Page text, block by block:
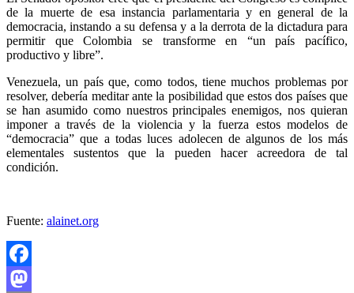
de la muerte de esa instancia parlamentaria y en general de la
democracia, instando a su defensa y a la derrota de la dictadura para
permitir que Colombia se transforme en “un país pacífico,
productivo y libre”.
Venezuela, un país que, como todos, tiene muchos problemas por
resolver, debería meditar ante la posibilidad que estos dos países que
se han asumido como nuestros principales enemigos, nos quieran
imponer a través de la violencia y la fuerza estos modelos de
“democracia” que a todas luces adolecen de algunos de los más
elementales sustentos que la pueden hacer acreedora de tal
condición.
Fuente: alainet.org
Facebook